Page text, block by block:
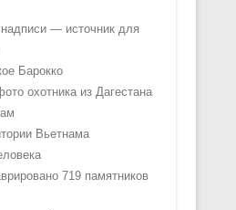
— источник для
Барокко
охотника из Дагестана
Вьетнама
719 памятников